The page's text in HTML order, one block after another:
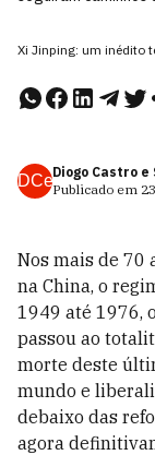
Xi Jinping: um inédito
DCeDiogo Castro e
Publicado em
Nos mais de 70
na China, o
1949 até 1976,
passou ao
morte deste
mundo e
debaixo das
agora